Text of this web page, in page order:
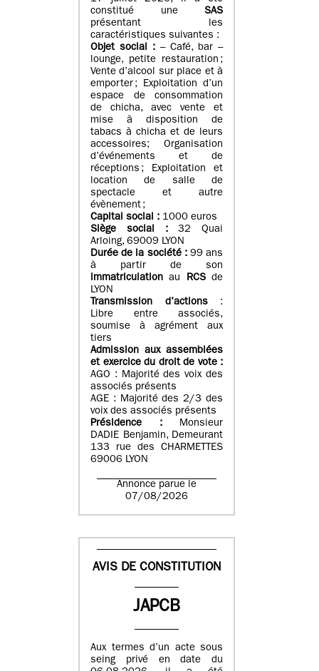
constitué une SAS
présentant les
caractéristiques suivantes :
Objet social : – Café, bar –
lounge, petite restauration ;
Vente d’alcool sur place et à
emporter ; Exploitation d’un
espace de consommation
de chicha, avec vente et
mise à disposition de
tabacs à chicha et de leurs
accessoires; Organisation
d’événements et de
réceptions ; Exploitation et
location de salle de
spectacle et autre
évènement ;
Capital social : 1000 euros
Siège social :32 Quai
Arloing, 69009 LYON
Durée de la société :99 ans
à partir de son
immatriculation au RCSde
LYON
Transmission d’actions:
Libre entre associés,
soumise à agrément aux
tiers
Admission aux assemblées
et exercice du droit de vote :
AGO : Majorité des voix des
associés présents
AGE : Majorité des 2/3 des
voix des associés présents
Présidence :Monsieur
DADIE Benjamin, Demeurant
133 rue des CHARMETTES
69006 LYON
Annonce parue le
07/08/2026
AVIS DE CONSTITUTION
JAPCB
Aux termes d’un acte sous
seing privé en date du